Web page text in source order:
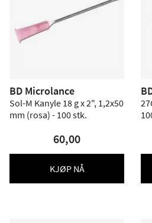
BD Microlance
Sol-M Kanyle 18 g x 2", 1,2x50
mm (rosa) - 100 stk.
60,00
KJØP NÅ